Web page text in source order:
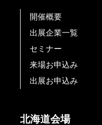
開催概要
出展企業一覧
セミナー
来場お申込み
出展お申込み
北海道会場